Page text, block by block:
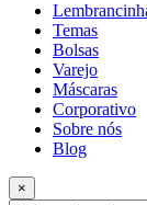
Temas
Bolsas
Varejo
Máscaras
Corporativo
Sobre nós
Blog
×